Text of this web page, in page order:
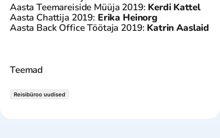
Aasta Teemareiside Müüja 2019: Kerdi Kattel
Aasta Chattija 2019: Erika Heinorg
Aasta Back Office Töötaja 2019: Katrin Aaslaid
Teemad
Reisibüroo uudised